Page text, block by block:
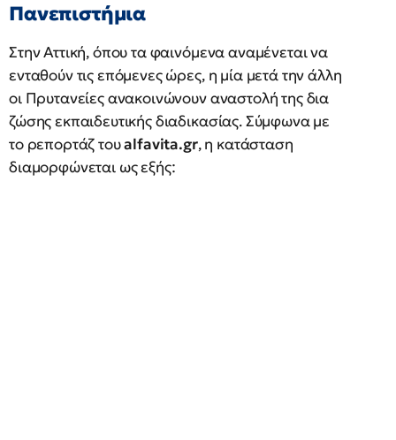
Πανεπιστήμια
Στην Αττική, όπου τα φαινόμενα αναμένεται να
ενταθούν τις επόμενες ώρες, η μία μετά την άλλη
οι Πρυτανείες ανακοινώνουν αναστολή της δια
ζώσης εκπαιδευτικής διαδικασίας. Σύμφωνα με
το ρεπορτάζ τουalfavita.gr, η κατάσταση
διαμορφώνεται ως εξής: